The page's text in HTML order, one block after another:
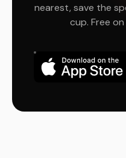
nearest, save the
cup. Free